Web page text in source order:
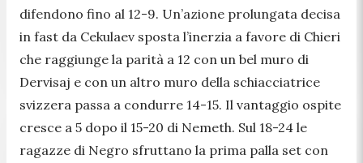
difendono fino al 12-9. Un’azione prolungata decisa
in fast da Cekulaev sposta l’inerzia a favore di Chieri
che raggiunge la parità a 12 con un bel muro di
Dervisaj e con un altro muro della schiacciatrice
svizzera passa a condurre 14-15. Il vantaggio ospite
cresce a 5 dopo il 15-20 di Nemeth. Sul 18-24 le
ragazze di Negro sfruttano la prima palla set con